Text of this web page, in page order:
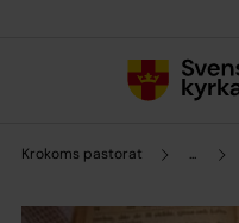
Krokoms pastorat ...